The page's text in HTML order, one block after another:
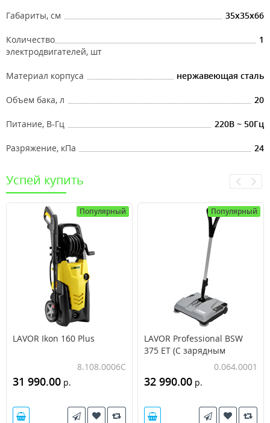
Габариты, см 35x35x66
Количество
электродвигателей, шт
1
Материал корпуса нержавеющая сталь
Объем бака, л 20
Питание, В-Гц 220В ~ 50Гц
Разряжение, кПа 24
Успей купить
Популярный
LAVOR Ikon 160 Plus
8.108.0006C
31 990.00 р.
Популярный
LAVOR Professional BSW
375 ET (С зарядным
устройством и АКБ)0.064.0001
32 990.00 р.